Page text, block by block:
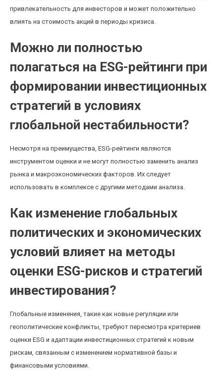
привлекательность для инвесторов и может положительно
влиять на стоимость акций в периоды кризиса.
Можно ли полностью
полагаться на ESG-рейтинги при
формировании инвестиционных
стратегий в условиях
глобальной нестабильности?
Несмотря на преимущества, ESG-рейтинги являются
инструментом оценки и не могут полностью заменить анализ
рынка и макроэкономических факторов. Их следует
использовать в комплексе с другими методами анализа.
Как изменение глобальных
политических и экономических
условий влияет на методы
оценки ESG-рисков и стратегий
инвестирования?
Глобальные изменения, такие как новые регуляции или
геополитические конфликты, требуют пересмотра критериев
оценки ESG и адаптации инвестиционных стратегий к новым
рискам, связанным с изменением нормативной базы и
финансовыми условиями.